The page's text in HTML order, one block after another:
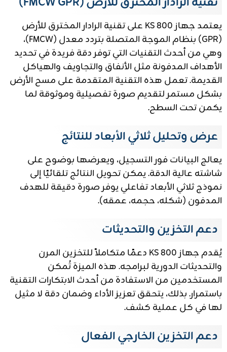
يعتمد جهاز KS 800 على تقنية الرادار المخترق للأرض
(GPR) بنظام الموجة المتصلة بتردد معدل (FMCW)،
وهي من أحدث التقنيات التي توفر دقة فريدة في تحديد
الأهداف المدفونة مثل الأنفاق والتجاويف والهياكل
القديمة. تعمل هذه التقنية المتقدمة على مسح الأرض
بشكل مستمر لتقديم صورة تفصيلية وموثوقة لما
يكمن تحت السطح.
عرض وتحليل ثلاثي الأبعاد للنتائج
يعالج البيانات فور التسجيل، ويعرضها بوضوح على
شاشته عالية الدقة. يمكن تحويل النتائج تلقائيًا إلى
نموذج ثلاثي الأبعاد تفاعلي يوفر صورة دقيقة للهدف
المدفون (شكله، حجمه، عمقه).
دعم التخزين والتحديثات
يُقدم جهاز KS 800 دعمًا متكاملاً للتخزين المرن
والتحديثات الدورية لبرامجه. هذه الميزة تُمكن
المستخدمين من الاستفادة من أحدث الابتكارات التقنية
باستمرار. بذلك، يتحقق تعزيز الأداء وضمان دقة لا مثيل
لها في كل عملية كشف.
دعم التخزين الخارجي الفعال